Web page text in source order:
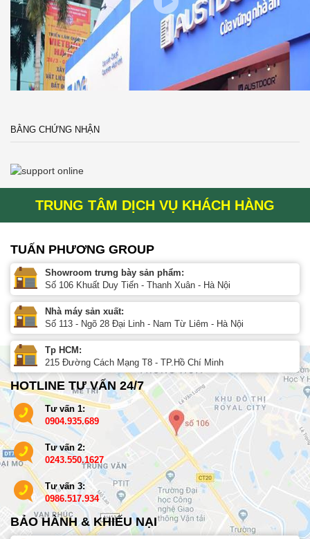
BẰNG CHỨNG NHẬN
TRUNG TÂM DỊCH VỤ KHÁCH HÀNG
TUẤN PHƯƠNG GROUP
Showroom trưng bày sản phẩm:
Số 106 Khuất Duy Tiến - Thanh Xuân - Hà Nội
Nhà máy sản xuất:
Số 113 - Ngõ 28 Đại Linh - Nam Từ Liêm - Hà Nội
Tp HCM:
215 Đường Cách Mạng T8 - TP.Hồ Chí Minh
HOTLINE TƯ VẤN 24/7
Tư vấn 1:
0904.935.689
Tư vấn 2:
0243.550.1627
Tư vấn 3:
0986.517.934
BẢO HÀNH & KHIẾU NẠI